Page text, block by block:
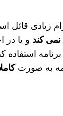
قائل
کند و یا در
به صورت